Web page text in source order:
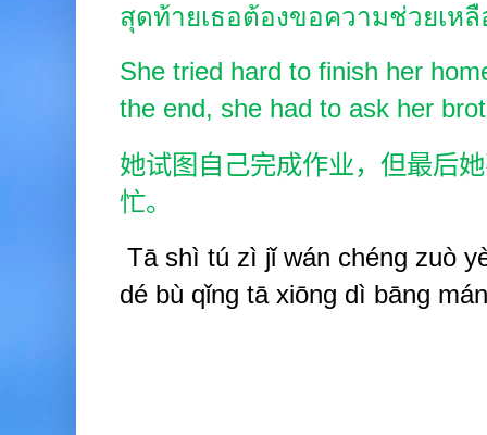
สุดท้ายเธอต้องขอความช่วยเห
She tried hard to finish her
the end, she had to ask her
她试图自己完成作业，但最后
忙。
Tā shì tú zì jǐ wán chéng zuò
dé bù qǐng tā xiōng dì bāng